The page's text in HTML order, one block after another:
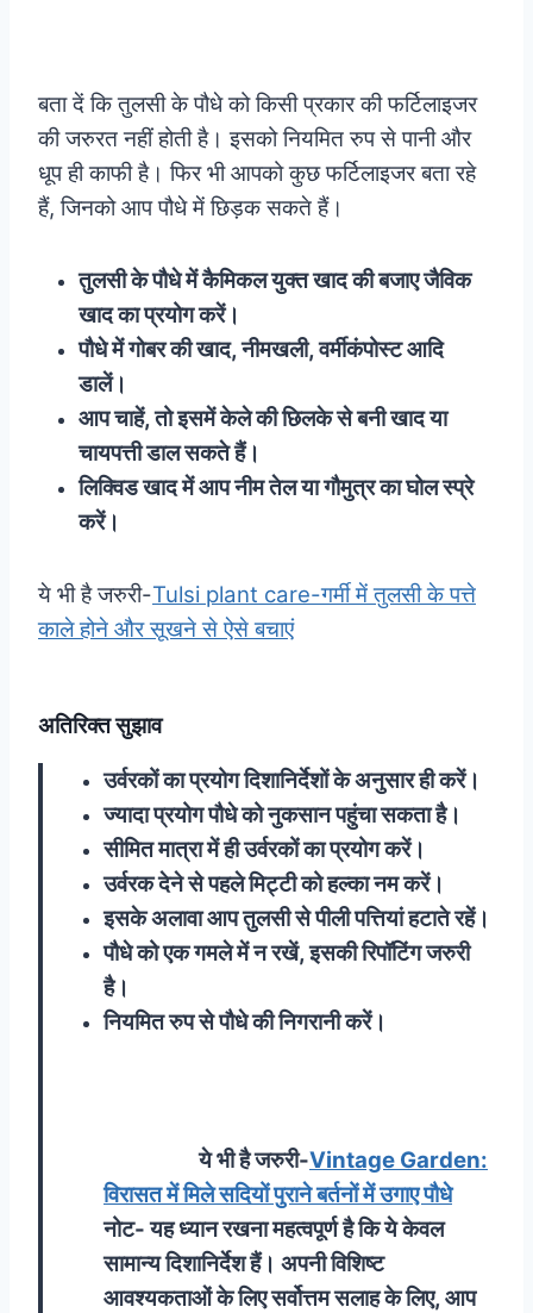
बता दें कि तुलसी के पौधे को किसी प्रकार की फर्टिलाइजर
की जरुरत नहीं होती है। इसको नियमित रुप से पानी और
धूप ही काफी है। फिर भी आपको कुछ फर्टिलाइजर बता रहे
हैं, जिनको आप पौधे में छिड़क सकते हैं।
तुलसी के पौधे में कैमिकल युक्त खाद की बजाए जैविक
खाद का प्रयोग करें।
पौधे में गोबर की खाद, नीमखली, वर्मीकंपोस्ट आदि
डालें।
आप चाहें, तो इसमें केले की छिलके से बनी खाद या
चायपत्ती डाल सकते हैं।
लिक्विड खाद में आप नीम तेल या गौमुत्र का घोल स्प्रे
करें।
ये भी है जरुरी-Tulsi plant care-गर्मी में तुलसी के पत्ते
काले होने और सूखने से ऐसे बचाएं
अतिरिक्त सुझाव
उर्वरकों का प्रयोग दिशानिर्देशों के अनुसार ही करें।
ज्यादा प्रयोग पौधे को नुकसान पहुंचा सकता है।
सीमित मात्रा में ही उर्वरकों का प्रयोग करें।
उर्वरक देने से पहले मिट्टी को हल्का नम करें।
इसके अलावा आप तुलसी से पीली पत्तियां हटाते रहें।
पौधे को एक गमले में न रखें, इसकी रिपॉटिंग जरुरी
है।
नियमित रुप से पौधे की निगरानी करें।
ये भी है जरुरी-Vintage Garden:
विरासत में मिले सदियों पुराने बर्तनों में उगाए पौधे
नोट- यह ध्यान रखना महत्वपूर्ण है कि ये केवल
सामान्य दिशानिर्देश हैं। अपनी विशिष्ट
आवश्यकताओं के लिए सर्वोत्तम सलाह के लिए, आप